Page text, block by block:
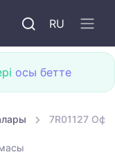
RU
осы бетте
7R01127